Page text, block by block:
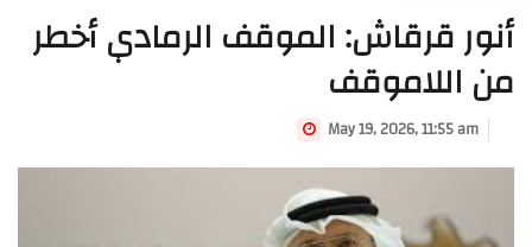
أنور قرقاش: الموقف الرمادي أخطر
من اللاموقف
May 19, 2026, 11:55 am